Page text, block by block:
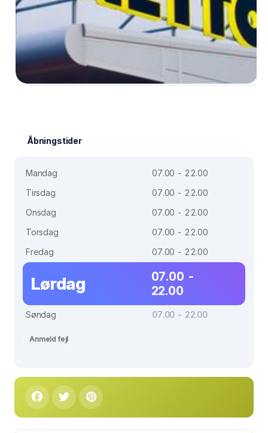
Åbningstider
Mandag
07.00 - 22.00
Tirsdag
07.00 - 22.00
Onsdag
07.00 - 22.00
Torsdag
07.00 - 22.00
Fredag
07.00 - 22.00
Lørdag
07.00 -
22.00
Søndag 07.00 - 22.00
Anmeld fejl